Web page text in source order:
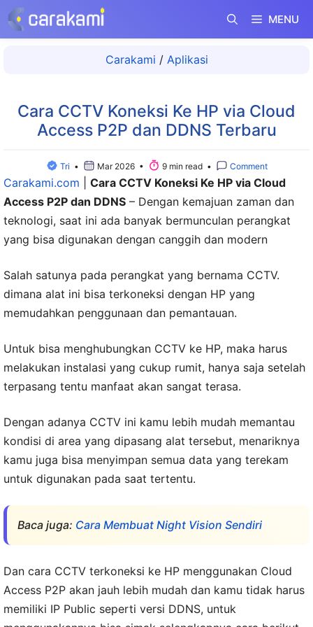
Langsung
ke
MENU
Carakami / Aplikasi
Cara CCTV Koneksi Ke HP via Cloud
Access P2P dan DDNS Terbaru
Tri • Mar 2026 • 9 min read • Comment
Carakami.com
Cara CCTV Koneksi Ke HP via Cloud
Access P2P dan DDNS – Dengan kemajuan zaman dan
teknologi, saat ini ada banyak bermunculan perangkat
yang bisa digunakan dengan canggih dan modern
Salah satunya pada perangkat yang bernama CCTV.
dimana alat ini bisa terkoneksi dengan HP yang
memudahkan penggunaan dan pemantauan.
Untuk bisa menghubungkan CCTV ke HP, maka harus
melakukan instalasi yang cukup rumit, hanya saja setelah
terpasang tentu manfaat akan sangat terasa.
Dengan adanya CCTV ini kamu lebih mudah memantau
kondisi di area yang dipasang alat tersebut, menariknya
kamu juga bisa menyimpan semua data yang terekam
untuk digunakan pada saat tertentu.
Baca juga: Cara Membuat Night Vision Sendiri
Dan cara CCTV terkoneksi ke HP menggunakan Cloud
Access P2P akan jauh lebih mudah dan kamu tidak harus
memiliki IP Public seperti versi DDNS, untuk